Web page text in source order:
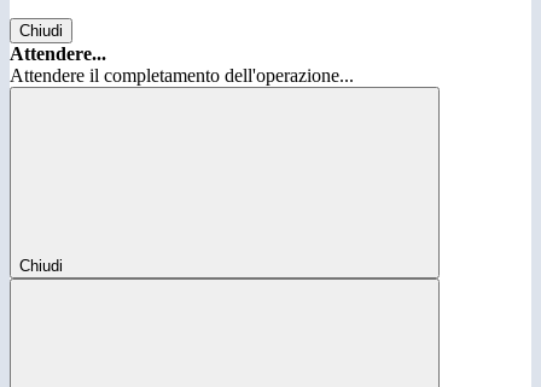
Chiudi
Attendere...
Attendere il completamento dell'operazione...
Chiudi